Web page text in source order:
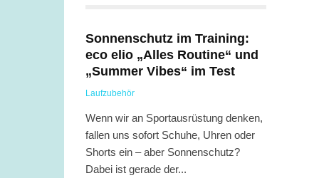
Sonnenschutz im Training:
eco elio „Alles Routine“ und
„Summer Vibes“ im Test
Laufzubehör
Wenn wir an Sportausrüstung denken,
fallen uns sofort Schuhe, Uhren oder
Shorts ein – aber Sonnenschutz?
Dabei ist gerade der...